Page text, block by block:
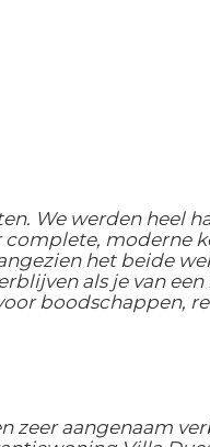
We werden heel
moderne
het beide
als je van
boodschappen,
zeer aangenaam